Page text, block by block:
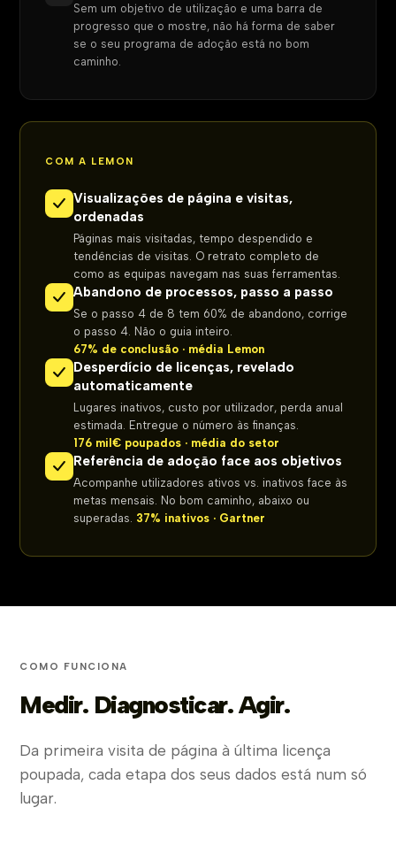
Sem um objetivo de utilização e uma barra de
progresso que o mostre, não há forma de saber
se o seu programa de adoção está no bom
caminho.
COM A LEMON
Visualizações de página e visitas,
ordenadas
Páginas mais visitadas, tempo despendido e
tendências de visitas. O retrato completo de
como as equipas navegam nas suas ferramentas.
Abandono de processos, passo a passo
Se o passo 4 de 8 tem 60% de abandono, corrige
o passo 4. Não o guia inteiro.
67% de conclusão · média Lemon
Desperdício de licenças, revelado
automaticamente
Lugares inativos, custo por utilizador, perda anual
estimada. Entregue o número às finanças.
176 mil€ poupados · média do setor
Referência de adoção face aos objetivos
Acompanhe utilizadores ativos vs. inativos face às
metas mensais. No bom caminho, abaixo ou
superadas. 37% inativos · Gartner
COMO FUNCIONA
Medir. Diagnosticar. Agir.
Da primeira visita de página à última licença
poupada, cada etapa dos seus dados está num só
lugar.